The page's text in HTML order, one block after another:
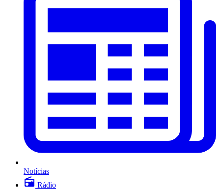
Notícias
Rádio